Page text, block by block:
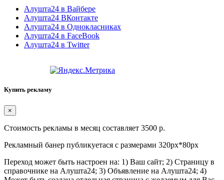
Алушта24 в Вайбере
Алушта24 ВКонтакте
Алушта24 в Однокласниках
Алушта24 в FaceBook
Алушта24 в Twitter
Купить рекламу
×
Стоимость рекламы в месяц составляет 3500 р.
Рекламный банер публикуетася с размерами 320px*80px
Переход может быть настроен на: 1) Ваш сайт; 2) Страницу в
справочнике на Алушта24; 3) Объявление на Алушта24; 4)